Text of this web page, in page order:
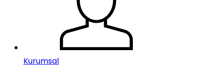
Kurumsal